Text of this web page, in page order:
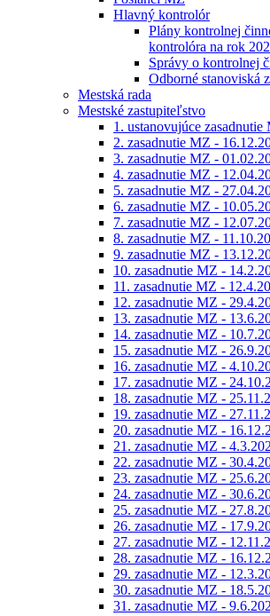
Hlavný kontrolór
Plány kontrolnej
kontrolóra na rok
Správy o kontrolnej
Odborné stanoviská
Mestská rada
Mestské zastupiteľstvo
1. ustanovujúce
2. zasadnutie MZ -
3. zasadnutie MZ -
4. zasadnutie MZ -
5. zasadnutie MZ -
6. zasadnutie MZ -
7. zasadnutie MZ -
8. zasadnutie MZ -
9. zasadnutie MZ -
10. zasadnutie MZ -
11. zasadnutie MZ -
12. zasadnutie MZ -
13. zasadnutie MZ -
14. zasadnutie MZ -
15. zasadnutie MZ -
16. zasadnutie MZ -
17. zasadnutie MZ -
18. zasadnutie MZ -
19. zasadnutie MZ -
20. zasadnutie MZ -
21. zasadnutie MZ -
22. zasadnutie MZ -
23. zasadnutie MZ -
24. zasadnutie MZ -
25. zasadnutie MZ -
26. zasadnutie MZ -
27. zasadnutie MZ -
28. zasadnutie MZ -
29. zasadnutie MZ -
30. zasadnutie MZ -
31. zasadnutie MZ -